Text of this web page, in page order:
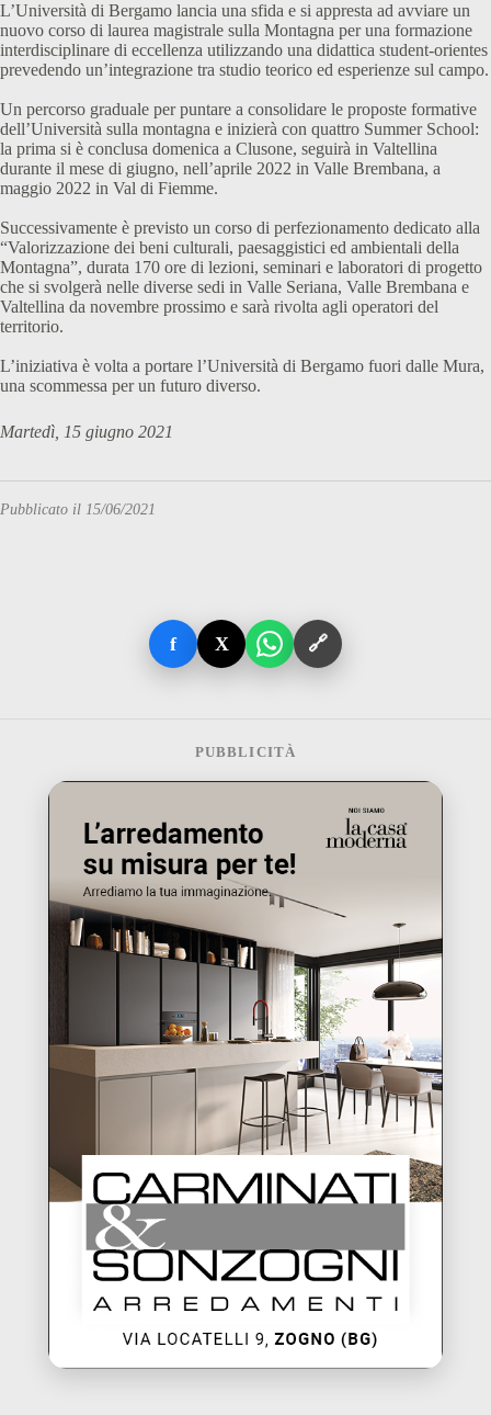
L’Università di Bergamo lancia una sfida e si appresta ad avviare un
nuovo corso di laurea magistrale sulla Montagna per una formazione
interdisciplinare di eccellenza utilizzando una didattica student-orientes
prevedendo un’integrazione tra studio teorico ed esperienze sul campo.
Un percorso graduale per puntare a consolidare le proposte formative
dell’Università sulla montagna e inizierà con quattro Summer School:
la prima si è conclusa domenica a Clusone, seguirà in Valtellina
durante il mese di giugno, nell’aprile 2022 in Valle Brembana, a
maggio 2022 in Val di Fiemme.
Successivamente è previsto un corso di perfezionamento dedicato alla
“Valorizzazione dei beni culturali, paesaggistici ed ambientali della
Montagna”, durata 170 ore di lezioni, seminari e laboratori di progetto
che si svolgerà nelle diverse sedi in Valle Seriana, Valle Brembana e
Valtellina da novembre prossimo e sarà rivolta agli operatori del
territorio.
L’iniziativa è volta a portare l’Università di Bergamo fuori dalle Mura,
una scommessa per un futuro diverso.
Martedì, 15 giugno 2021
Pubblicato il 15/06/2021
f X 🔗
PUBBLICITÀ